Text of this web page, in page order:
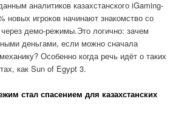
аналитиков казахстанского iGaming-
новых игроков начинают знакомство со
демо-режимы.Это логично: зачем
деньгами, если можно сначала
Особенно когда речь идёт о таких
как Sun of Egypt 3.
стал спасением для казахстанских